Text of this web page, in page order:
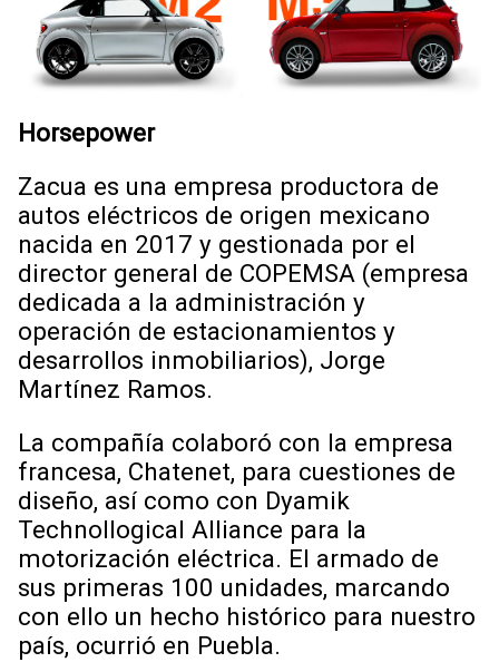
Horsepower
Zacua es una empresa productora de
autos eléctricos de origen mexicano
nacida en 2017 y gestionada por el
director general de COPEMSA (empresa
dedicada a la administración y
operación de estacionamientos y
desarrollos inmobiliarios), Jorge
Martínez Ramos.
La compañía colaboró con la empresa
francesa, Chatenet, para cuestiones de
diseño, así como con Dyamik
Technollogical Alliance para la
motorización eléctrica. El armado de
sus primeras 100 unidades, marcando
con ello un hecho histórico para nuestro
país, ocurrió en Puebla.